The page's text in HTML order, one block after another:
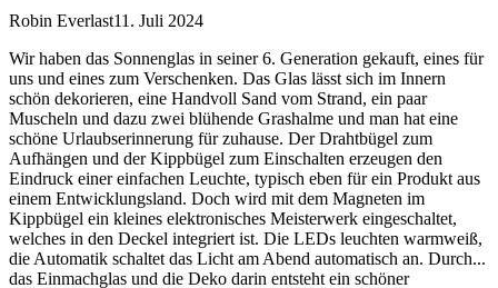
Robin Everlast11. Juli 2024
Wir haben das Sonnenglas in seiner 6. Generation gekauft, eines für
uns und eines zum Verschenken. Das Glas lässt sich im Innern
schön dekorieren, eine Handvoll Sand vom Strand, ein paar
Muscheln und dazu zwei blühende Grashalme und man hat eine
schöne Urlaubserinnerung für zuhause. Der Drahtbügel zum
Aufhängen und der Kippbügel zum Einschalten erzeugen den
Eindruck einer einfachen Leuchte, typisch eben für ein Produkt aus
einem Entwicklungsland. Doch wird mit dem Magneten im
Kippbügel ein kleines elektronisches Meisterwerk eingeschaltet,
welches in den Deckel integriert ist. Die LEDs leuchten warmweiß,
die Automatik schaltet das Licht am Abend automatisch an. Durch...
das Einmachglas und die Deko darin entsteht ein schöner